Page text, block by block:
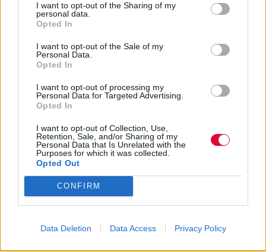
I want to opt-out of the Sharing of my
personal data.
Opted In
I want to opt-out of the Sale of my
Personal Data.
Opted In
I want to opt-out of processing my
Personal Data for Targeted Advertising.
Opted In
I want to opt-out of Collection, Use,
Retention, Sale, and/or Sharing of my
Personal Data that Is Unrelated with the
Purposes for which it was collected.
Opted Out
CONFIRM
Data Deletion Data Access Privacy Policy
Andorαναπτύσσει στα καρέ του μια
φοβερή ανθρωπογεωγραφία, η οποία δεν
στείρας διδακτικής ρητορικής ή κατήχησης,
καθώςόλοι συγκλίνουν, με τον τρόπο τους,
προϊόν της καταπίεσης-μια εξέγερση που
επιτυγχάνεται μέσω ηθικών συγκρούσεων,
προσωπικής θυσίας και συλλογικής
αφύπνισης.